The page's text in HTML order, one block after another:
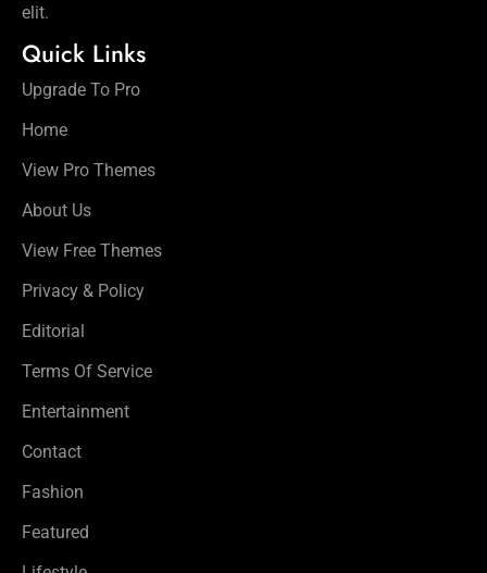
elit.
Quick Links
Upgrade To Pro
Home
View Pro Themes
About Us
View Free Themes
Privacy & Policy
Editorial
Terms Of Service
Entertainment
Contact
Fashion
Featured